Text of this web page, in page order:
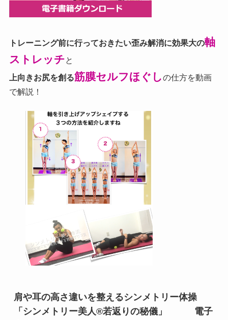
トレーニング前に行っておきたい歪み解消に効果大の軸
ストレッチと
上向きお尻を創る筋膜セルフほぐしの仕方を動画
で解説！
肩や耳の高さ違いを整えるシンメトリー体操
「シンメトリー美人®若返りの秘儀」 電子